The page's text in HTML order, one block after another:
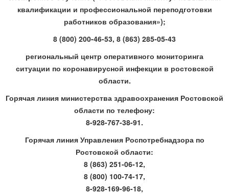
квалификации и профессиональной переподготовки
работников образования»);
8 (800) 200-46-53, 8 (863) 285-05-43
региональный центр оперативного мониторинга
ситуации по коронавирусной инфекции в ростовской
области.
Горячая линия министерства здравоохранения Ростовской
области по телефону:
8-928-767-38-91.
Горячая линия Управления Роспотребнадзора по
Ростовской области:
8 (863) 251-06-12,
8 (800) 100-74-17,
8-928-169-96-18,